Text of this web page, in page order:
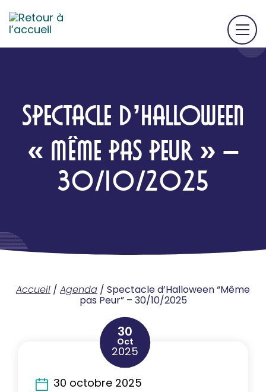
SPECTACLE D’HALLOWEEN
« MÊME PAS PEUR » –
30/10/2025
Accueil / Agenda / Spectacle d’Halloween “Même
pas Peur” – 30/10/2025
30
Oct
2025
30 octobre 2025